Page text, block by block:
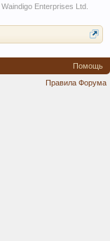
Waindigo Enterprises Ltd.
Помощь
Правила Форума